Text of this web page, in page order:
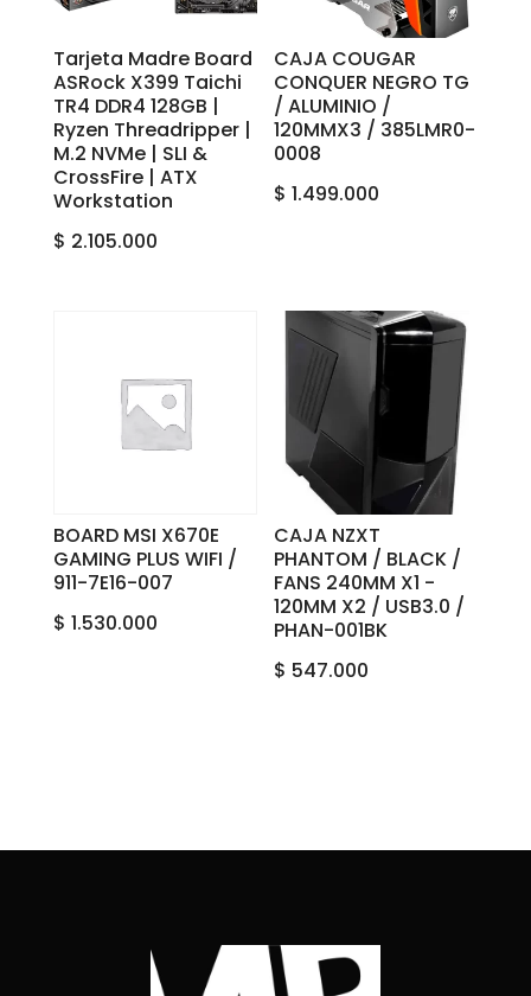
Tarjeta Madre Board
ASRock X399 Taichi
TR4 DDR4 128GB |
Ryzen Threadripper |
M.2 NVMe | SLI &
CrossFire | ATX
Workstation
$ 2.105.000
CAJA COUGAR
CONQUER NEGRO‎ ‎TG‎
/ ‎ALUMINIO ‎‎/
‎120MM‎X‎3 ‎/ ‎385LMR0-
0008
$ 1.499.000
BOARD MSI X670E
GAMING PLUS WIFI /
911-7E16-007
$ 1.530.000
CAJA NZXT
PHANTOM / BLACK /
FANS 240M‎M X1 ‎-
‎120MM ‎X2‎ ‎/ ‎USB‎3.0 ‎/
‎‎PHAN-001BK
$ 547.000